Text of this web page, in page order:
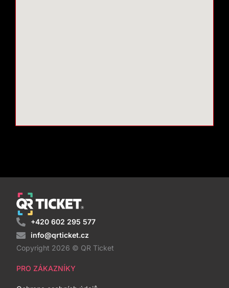
+420 602 295 577
info@qrticket.cz
Copyright 2026 © QR Ticket
PRO ZÁKAZNÍKY